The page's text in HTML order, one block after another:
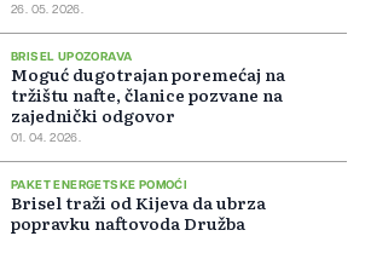
26. 05. 2026.
BRISEL UPOZORAVA
Moguć dugotrajan poremećaj na
tržištu nafte, članice pozvane na
zajednički odgovor
01. 04. 2026.
PAKET ENERGETSKE POMOĆI
Brisel traži od Kijeva da ubrza
popravku naftovoda Družba